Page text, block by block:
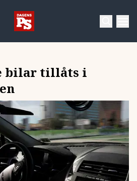
bilar tillåts i